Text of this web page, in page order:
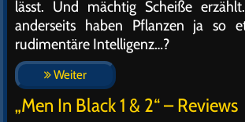
lässt. Und mächtig Scheiße
anderseits haben Pflanzen ja so
rudimentäre Intelligenz…?
Weiter
„Men In Black 1 & 2“ – Reviews